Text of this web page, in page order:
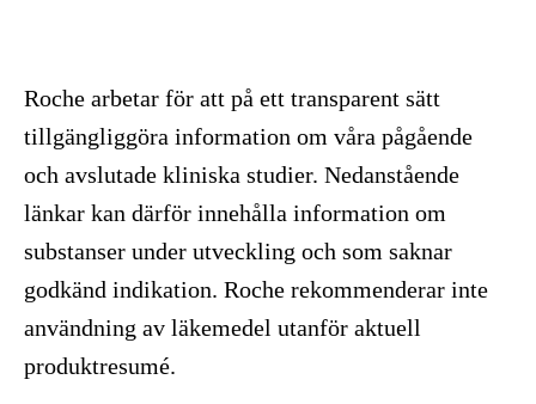
Roche arbetar för att på ett transparent sätt
tillgängliggöra information om våra pågående
och avslutade kliniska studier. Nedanstående
länkar kan därför innehålla information om
substanser under utveckling och som saknar
godkänd indikation. Roche rekommenderar inte
användning av läkemedel utanför aktuell
produktresumé.